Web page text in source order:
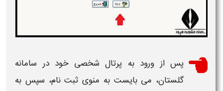
پس از ورود به پرتال شخصی خود در سامانه
گلستان، می بایست به منوی ثبت نام، سپس به